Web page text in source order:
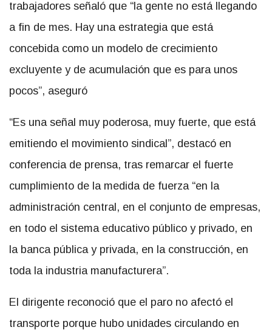
trabajadores señaló que “la gente no está llegando
a fin de mes. Hay una estrategia que está
concebida como un modelo de crecimiento
excluyente y de acumulación que es para unos
pocos”, aseguró
“Es una señal muy poderosa, muy fuerte, que está
emitiendo el movimiento sindical”, destacó en
conferencia de prensa, tras remarcar el fuerte
cumplimiento de la medida de fuerza “en la
administración central, en el conjunto de empresas,
en todo el sistema educativo público y privado, en
la banca pública y privada, en la construcción, en
toda la industria manufacturera”.
El dirigente reconoció que el paro no afectó el
transporte porque hubo unidades circulando en